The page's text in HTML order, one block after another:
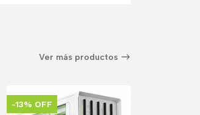
Ver más productos
-13% OFF